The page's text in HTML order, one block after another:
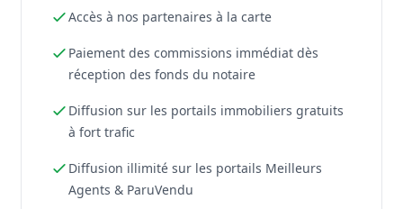
Accès à nos partenaires à la carte
Paiement des commissions immédiat dès
réception des fonds du notaire
Diffusion sur les portails immobiliers gratuits
à fort trafic
Diffusion illimité sur les portails Meilleurs
Agents & ParuVendu